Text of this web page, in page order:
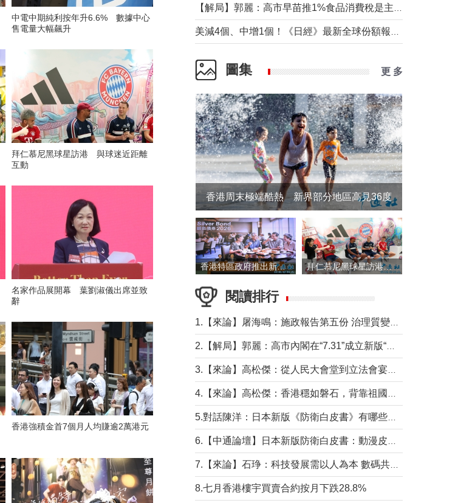
中電中期純利按年升6.6% 數據中心
售電量大幅飆升
拜仁慕尼黑球星訪港 與球迷近距離
互動
名家作品展開幕 葉劉淑儀出席並致
辭
香港強積金首7個月人均賺逾2萬港元
圖集 更 多
香港周末極端酷熱 新界部分地區高見36度
香港特區政府推出新一批銀色債券 每手1萬元保底息4.25厘 拜仁慕尼黑球星訪港 與球迷近距離互動
閱讀排行
8.七月香港樓宇買賣合約按月下跌28.8%